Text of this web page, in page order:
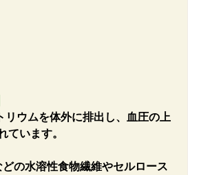
リウムを体外に排出し、血圧の上
ています。
どの水溶性食物繊維やセルロース